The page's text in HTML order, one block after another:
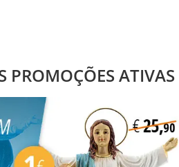
PROMOÇÕES ATIVAS